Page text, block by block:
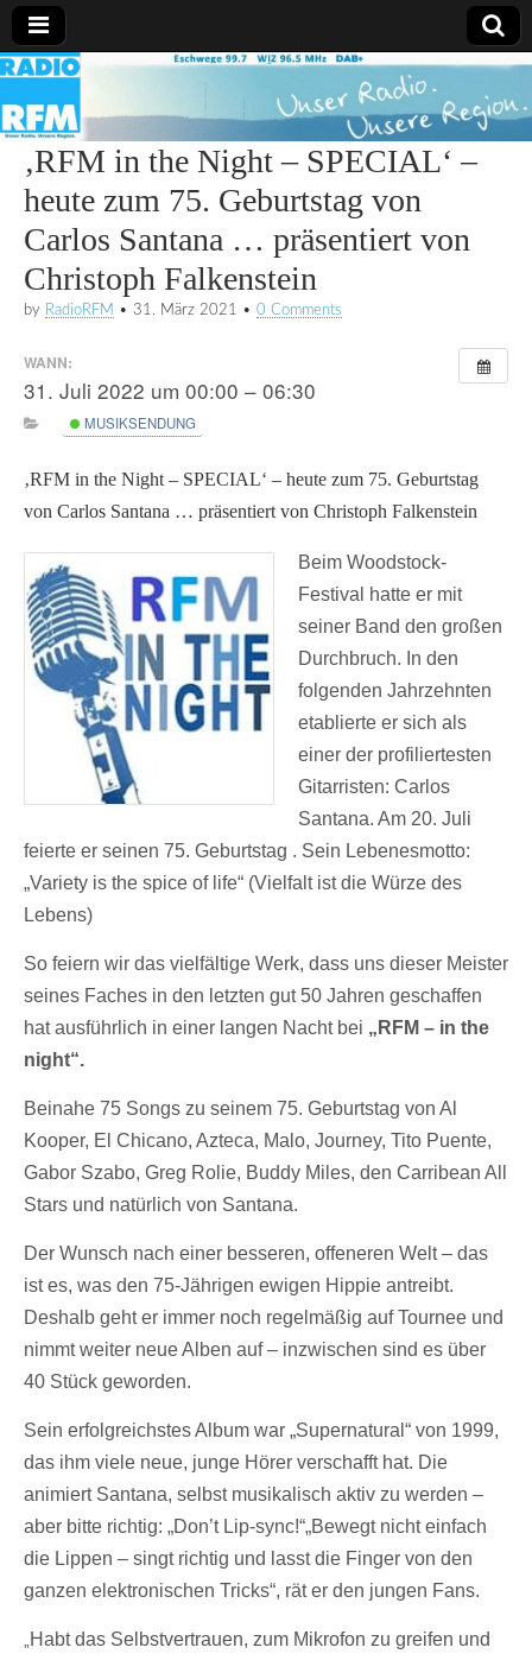
Radio
RFM
‚RFM in the Night – SPECIAL‘ –
heute zum 75. Geburtstag von
Carlos Santana … präsentiert von
Christoph Falkenstein
by RadioRFM • 31. März 2021 • 0 Comments
WANN:
31. Juli 2022 um 00:00 – 06:30
MUSIKSENDUNG
‚RFM in the Night – SPECIAL‘ – heute zum 75. Geburtstag
von Carlos Santana … präsentiert von Christoph Falkenstein
Beim Woodstock-
Festival hatte er mit
seiner Band den großen
Durchbruch. In den
folgenden Jahrzehnten
etablierte er sich als
einer der profiliertesten
Gitarristen: Carlos
Santana. Am 20. Juli
feierte er seinen 75. Geburtstag . Sein Lebenesmotto:
„Variety is the spice of life“ (Vielfalt ist die Würze des
Lebens)
So feiern wir das vielfältige Werk, dass uns dieser Meister
seines Faches in den letzten gut 50 Jahren geschaffen
hat ausführlich in einer langen Nacht bei „RFM – in the
night“.
Beinahe 75 Songs zu seinem 75. Geburtstag von Al
Kooper, El Chicano, Azteca, Malo, Journey, Tito Puente,
Gabor Szabo, Greg Rolie, Buddy Miles, den Carribean All
Stars und natürlich von Santana.
Der Wunsch nach einer besseren, offeneren Welt – das
ist es, was den 75-Jährigen ewigen Hippie antreibt.
Deshalb geht er immer noch regelmäßig auf Tournee und
nimmt weiter neue Alben auf – inzwischen sind es über
40 Stück geworden.
Sein erfolgreichstes Album war „Supernatural“ von 1999,
das ihm viele neue, junge Hörer verschafft hat. Die
animiert Santana, selbst musikalisch aktiv zu werden –
aber bitte richtig: „Don’t Lip-sync!“„Bewegt nicht einfach
die Lippen – singt richtig und lasst die Finger von den
ganzen elektronischen Tricks“, rät er den jungen Fans.
„Habt das Selbstvertrauen, zum Mikrofon zu greifen und